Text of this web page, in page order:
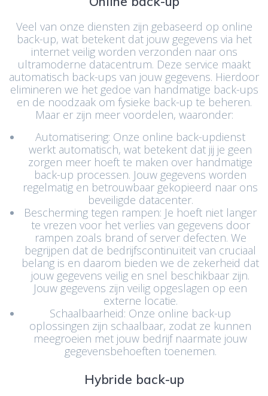
Veel van onze diensten zijn gebaseerd op online
back-up, wat betekent dat jouw gegevens via het
internet veilig worden verzonden naar ons
ultramoderne datacentrum. Deze service maakt
automatisch back-ups van jouw gegevens. Hierdoor
elimineren we het gedoe van handmatige back-ups
en de noodzaak om fysieke back-up te beheren.
Maar er zijn meer voordelen, waaronder:
Automatisering: Onze online back-updienst
werkt automatisch, wat betekent dat jij je geen
zorgen meer hoeft te maken over handmatige
back-up processen. Jouw gegevens worden
regelmatig en betrouwbaar gekopieerd naar ons
beveiligde datacenter.
Bescherming tegen rampen: Je hoeft niet langer
te vrezen voor het verlies van gegevens door
rampen zoals brand of server defecten. We
begrijpen dat de bedrijfscontinuïteit van cruciaal
belang is en daarom bieden we de zekerheid dat
jouw gegevens veilig en snel beschikbaar zijn.
Jouw gegevens zijn veilig opgeslagen op een
externe locatie.
Schaalbaarheid: Onze online back-up
oplossingen zijn schaalbaar, zodat ze kunnen
meegroeien met jouw bedrijf naarmate jouw
gegevensbehoeften toenemen.
Hybride back-up